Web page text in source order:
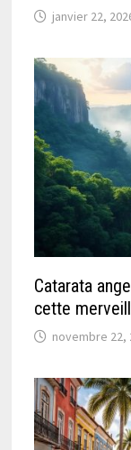
janvier 22,
Catarata
cette
novembre 22,